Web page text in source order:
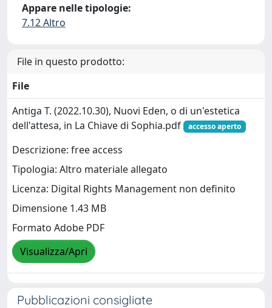
Appare nelle tipologie:
7.12 Altro
File in questo prodotto:
File
Antiga T. (2022.10.30), Nuovi Eden, o di un'estetica
dell'attesa, in La Chiave di Sophia.pdf
accesso aperto
Descrizione: free access
Tipologia: Altro materiale allegato
Licenza: Digital Rights Management non definito
Dimensione 1.43 MB
Formato Adobe PDF
Visualizza/Apri
Pubblicazioni consigliate